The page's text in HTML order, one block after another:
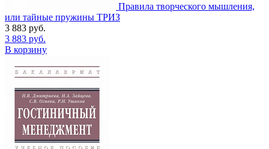
Правила творческого мышления,
или тайные пружины ТРИЗ
3 883 руб.
3 883 руб.
В корзину